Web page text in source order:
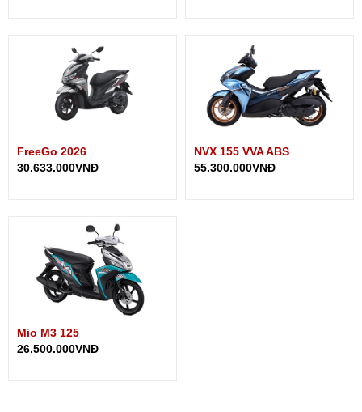
FreeGo 2026
30.633.000VNĐ
NVX 155 VVA ABS
55.300.000VNĐ
Mio M3 125
26.500.000VNĐ